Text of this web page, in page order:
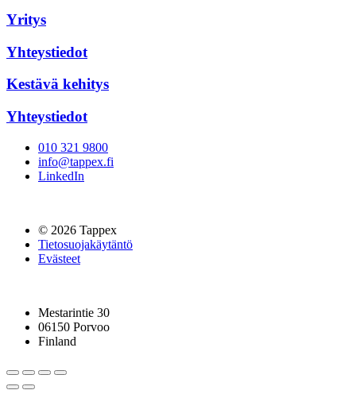
Yritys
Yhteystiedot
Kestävä kehitys
Yhteystiedot
010 321 9800
info@tappex.fi
LinkedIn
© 2026 Tappex
Tietosuojakäytäntö
Evästeet
Mestarintie 30
06150 Porvoo
Finland